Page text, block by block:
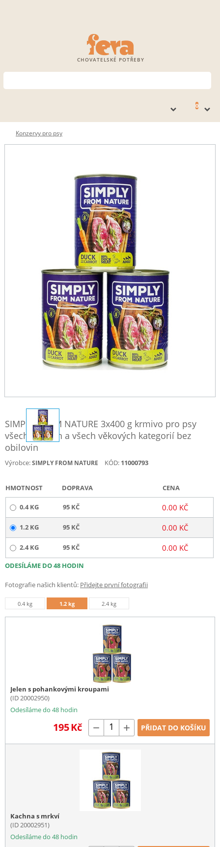
CHOVATELSKÉ POTŘEBY
0
Konzervy pro psy
SIMPLY FROM NATURE 3x400 g krmivo pro psy
všech plemen a všech věkových kategorií bez
obilovin
Výrobce:SIMPLY FROM NATURE KÓD: 11000793
HMOTNOST DOPRAVA CENA
0.4 KG 95 KČ 0.00 KČ
1.2 KG 95 KČ 0.00 KČ
2.4 KG 95 KČ 0.00 KČ
ODESÍLÁME DO 48 HODIN
Fotografie našich klientů: Přidejte první fotografii
0.4 kg 1.2 kg 2.4 kg
Jelen s pohankovými kroupami
(ID 20002950)
Odesíláme do 48 hodin
195Kč − + PŘIDAT DO KOŠÍKU
Kachna s mrkví
(ID 20002951)
Odesíláme do 48 hodin